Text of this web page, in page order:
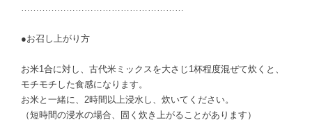
………………………………………………
●お召し上がり方
お米1合に対し、古代米ミックスを大さじ1杯程度混ぜて炊くと、
モチモチした食感になります。
お米と一緒に、2時間以上浸水し、炊いてください。
（短時間の浸水の場合、固く炊き上がることがあります）